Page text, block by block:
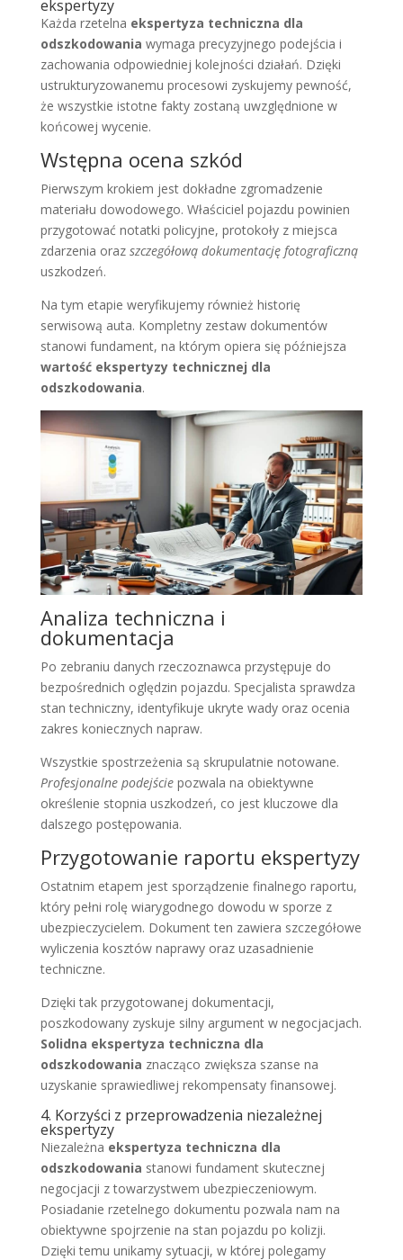
ekspertyzy
Każda rzetelna ekspertyza techniczna dla
odszkodowania wymaga precyzyjnego podejścia i
zachowania odpowiedniej kolejności działań. Dzięki
ustrukturyzowanemu procesowi zyskujemy pewność,
że wszystkie istotne fakty zostaną uwzględnione w
końcowej wycenie.
Wstępna ocena szkód
Pierwszym krokiem jest dokładne zgromadzenie
materiału dowodowego. Właściciel pojazdu powinien
przygotować notatki policyjne, protokoły z miejsca
zdarzenia oraz szczegółową dokumentację fotograficzną
uszkodzeń.
Na tym etapie weryfikujemy również historię
serwisową auta. Kompletny zestaw dokumentów
stanowi fundament, na którym opiera się późniejsza
wartość ekspertyzy technicznej dla
odszkodowania.
Analiza techniczna i
dokumentacja
Po zebraniu danych rzeczoznawca przystępuje do
bezpośrednich oględzin pojazdu. Specjalista sprawdza
stan techniczny, identyfikuje ukryte wady oraz ocenia
zakres koniecznych napraw.
Wszystkie spostrzeżenia są skrupulatnie notowane.
Profesjonalne podejściepozwala na obiektywne
określenie stopnia uszkodzeń, co jest kluczowe dla
dalszego postępowania.
Przygotowanie raportu ekspertyzy
Ostatnim etapem jest sporządzenie finalnego raportu,
który pełni rolę wiarygodnego dowodu w sporze z
ubezpieczycielem. Dokument ten zawiera szczegółowe
wyliczenia kosztów naprawy oraz uzasadnienie
techniczne.
Dzięki tak przygotowanej dokumentacji,
poszkodowany zyskuje silny argument w negocjacjach.
Solidna ekspertyza techniczna dla
odszkodowania znacząco zwiększa szanse na
uzyskanie sprawiedliwej rekompensaty finansowej.
4. Korzyści z przeprowadzenia niezależnej
ekspertyzy
Niezależna ekspertyza techniczna dla
odszkodowania stanowi fundament skutecznej
negocjacji z towarzystwem ubezpieczeniowym.
Posiadanie rzetelnego dokumentu pozwala nam na
obiektywne spojrzenie na stan pojazdu po kolizji.
Dzięki temu unikamy sytuacji, w której polegamy